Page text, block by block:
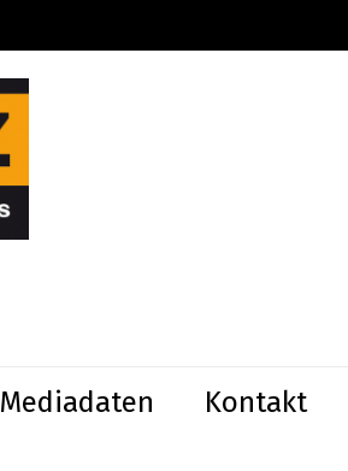
Mediadaten Kontakt